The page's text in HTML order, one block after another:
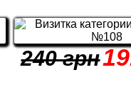
240 грн